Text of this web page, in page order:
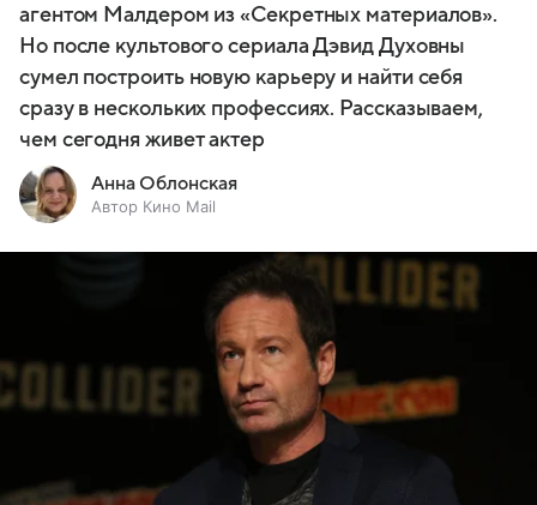
агентом Малдером из «Секретных материалов».
Но после культового сериала Дэвид Духовны
сумел построить новую карьеру и найти себя
сразу в нескольких профессиях. Рассказываем,
чем сегодня живет актер
Анна Облонская
Автор Кино Mail